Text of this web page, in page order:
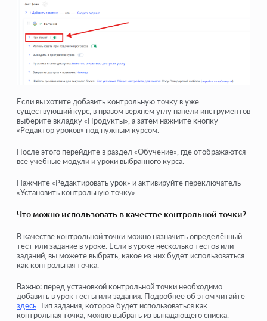
Как создать задание для разных тарифов
Как создать тест с баллами и автоматической
проверкой
Посмотреть еще
Если вы хотите добавить контрольную точку в уже
существующий курс, в правом верхнем углу панели инструментов
выберите вкладку «Продукты», а затем нажмите кнопку
«Редактор уроков» под нужным курсом.
После этого перейдите в раздел «Обучение», где отображаются
все учебные модули и уроки выбранного курса.
Нажмите «Редактировать урок» и активируйте переключатель
«Установить контрольную точку».
Что можно использовать в качестве контрольной точки?
В качестве контрольной точки можно назначить определённый
тест или задание в уроке. Если в уроке несколько тестов или
заданий, вы можете выбрать, какое из них будет использоваться
как контрольная точка.
Важно: перед установкой контрольной точки необходимо
добавить в урок тесты или задания. Подробнее об этом читайте
здесь. Тип задания, которое будет использоваться как
контрольная точка, можно выбрать из выпадающего списка.